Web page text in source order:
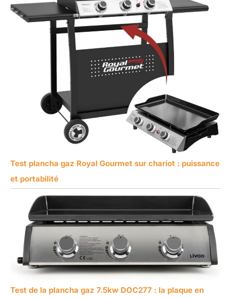
Test plancha gaz Royal Gourmet sur chariot : puissance
et portabilité
Test de la plancha gaz 7.5kw DOC277 : la plaque en